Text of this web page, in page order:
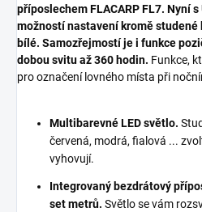
příposlechem FLACARP FL7. Nyní
možností nastavení kromě
bílé. Samozřejmostí je i funkce
dobou svitu až 360 hodin. Funkce,
pro označení lovného místa při
Multibarevné LED světlo.
červená, modrá, fialová ...
vyhovují.
Integrovaný bezdrátový
set metrů. Světlo se vám